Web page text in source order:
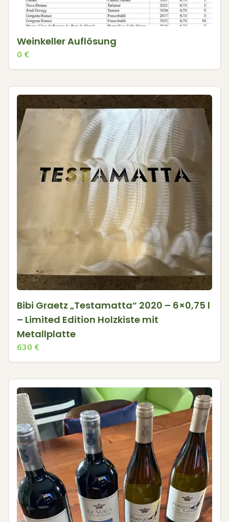
Weinkeller Auflösung
0 €
Bibi Graetz „Testamatta“ 2020 – 6×0,75 l
– Limited Edition Holzkiste mit
Metallplatte
630 €